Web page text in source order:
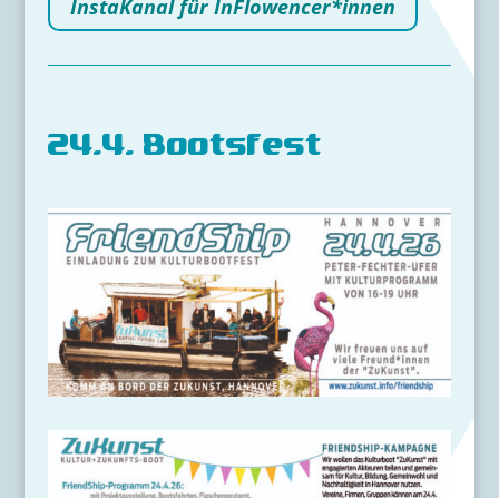
InstaKanal für InFlowencer*innen
24.4. Bootsfest